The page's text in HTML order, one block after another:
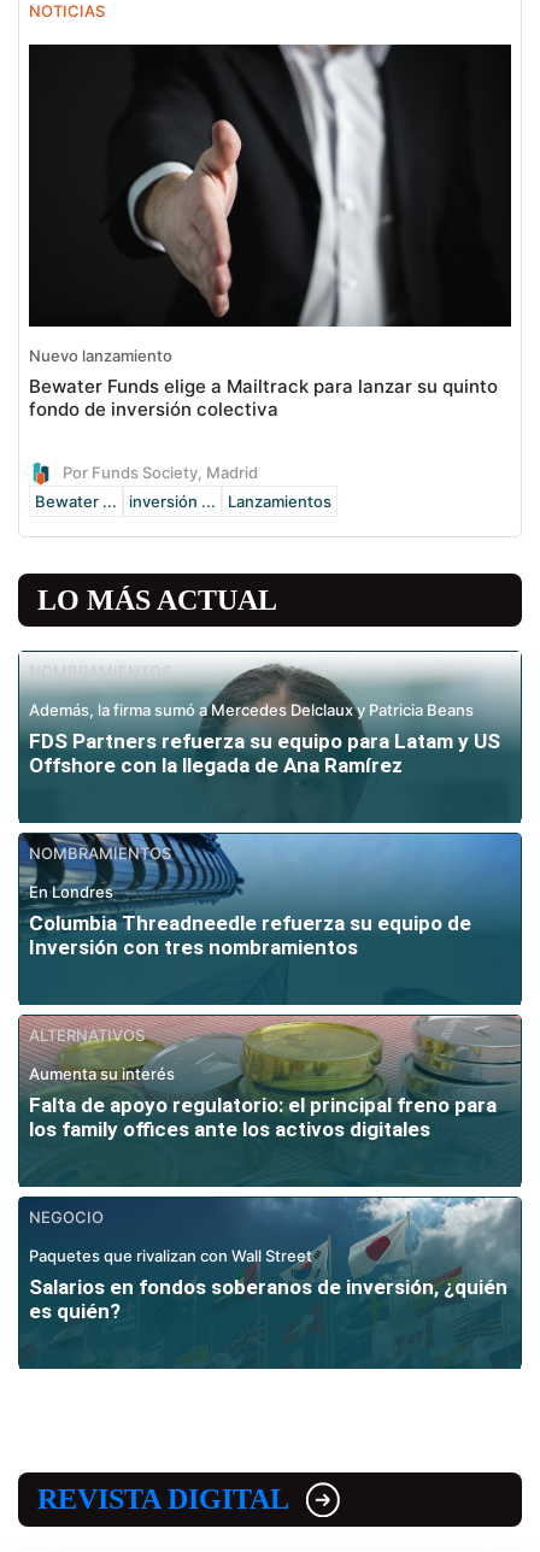
NOTICIAS
Nuevo lanzamiento
Bewater Funds elige a Mailtrack para lanzar su quinto
fondo de inversión colectiva
Por Funds Society, Madrid
Bewater ...
inversión ... Lanzamientos
LO MÁS ACTUAL
NOMBRAMIENTOS
Además, la firma sumó a Mercedes Delclaux y Patricia Beans
FDS Partners refuerza su equipo para Latam y US
Offshore con la llegada de Ana Ramírez
NOMBRAMIENTOS
En Londres
Columbia Threadneedle refuerza su equipo de
Inversión con tres nombramientos
ALTERNATIVOS
Aumenta su interés
Falta de apoyo regulatorio: el principal freno para
los family offices ante los activos digitales
NEGOCIO
Paquetes que rivalizan con Wall Street
Salarios en fondos soberanos de inversión, ¿quién
es quién?
REVISTA DIGITAL